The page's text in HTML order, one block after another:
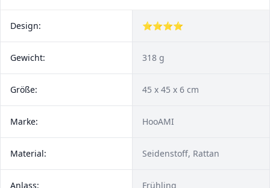
Design: ⭐⭐⭐⭐
Gewicht: 318 g
Größe: 45 x 45 x 6 cm
Marke: HooAMI
Material: Seidenstoff, Rattan
Anlass: Frühling